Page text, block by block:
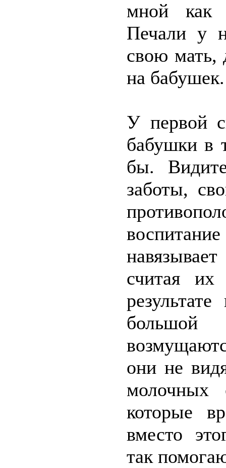
мной как
Печали у
свою мать,
на бабушек.
У первой
бабушки в
бы.
заботы,
считая их
большой
они не
молочных
которые
вместо
так